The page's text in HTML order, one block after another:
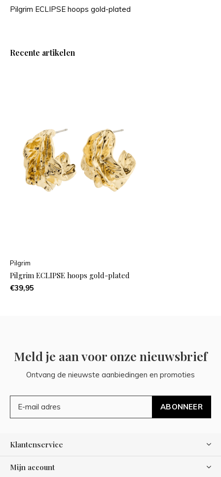
Pilgrim ECLIPSE hoops gold-plated
Recente artikelen
Pilgrim
Pilgrim ECLIPSE hoops gold-plated
€39,95
Meld je aan voor onze nieuwsbrief
Ontvang de nieuwste aanbiedingen en promoties
ABONNEER
Klantenservice
Mijn account